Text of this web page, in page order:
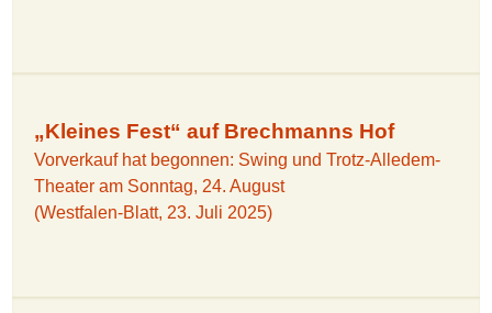
„Kleines Fest“ auf Brechmanns Hof
Vorverkauf hat begonnen: Swing und Trotz-Alledem-
Theater am Sonntag, 24. August
(Westfalen-Blatt, 23. Juli 2025)